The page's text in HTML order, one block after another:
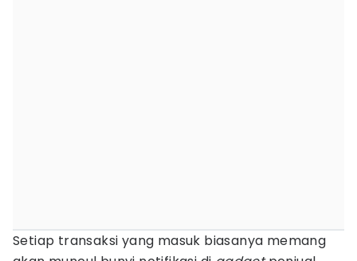
Setiap transaksi yang masuk biasanya memang